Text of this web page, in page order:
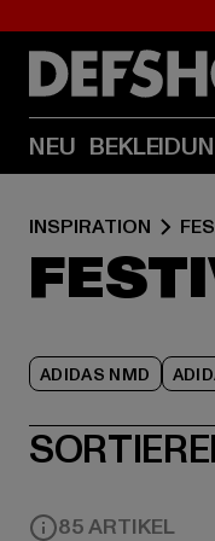
NEU
INSPIRATION
ADIDAS NMD
85 ARTIKEL